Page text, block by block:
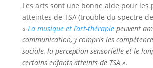
Les arts sont une bonne aide pour les
atteintes de TSA (trouble du spectre de
« La musique et l’art-thérapiepeuvent
communication, y compris les
sociale, la perception sensorielle et le
certains enfants atteints de TSA ».